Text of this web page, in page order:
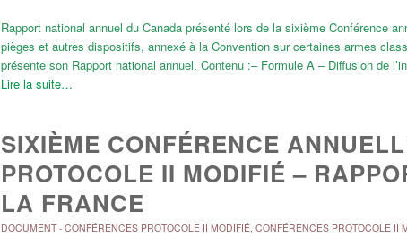
Rapport national annuel du Canada présenté lors de la sixième Conférence
pièges et autres dispositifs, annexé à la Convention sur certaines armes
présente son Rapport national annuel. Contenu :– Formule A – Diffusion de
Lire la suite…
SIXIÈME CONFÉRENCE
PROTOCOLE II MODIFIÉ –
LA FRANCE
DOCUMENT- CONFÉRENCES PROTOCOLE II MODIFIÉ, CONFÉRENCES PROTOCOLE II